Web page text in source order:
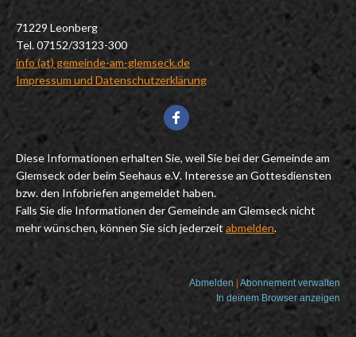
71229 Leonberg
Tel. 07152/33123-300
info (at) gemeinde-am-glemseck.de
Impressum und Datenschutzerklärung
Diese Informationen erhalten Sie, weil Sie bei der Gemeinde am
Glemseck oder beim Seehaus e.V. Interesse an Gottesdiensten
bzw. den Infobriefen angemeldet haben.
Falls Sie die Informationen der Gemeinde am Glemseck nicht
mehr wünschen, können Sie sich jederzeitabmelden.
Abmelden
Abonnement verwalten
In deinem Browser anzeigen